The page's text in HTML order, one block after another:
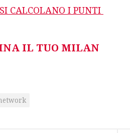
CALCOLANO I PUNTI
IL TUO MILAN